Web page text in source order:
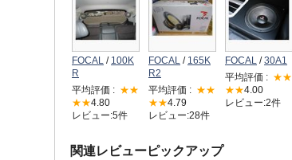
FOCAL / 100K
R
平均評価 : ★★
★★4.80
レビュー:5件
FOCAL / 165K
R2
平均評価 : ★★
★★4.79
レビュー:28件
FOCAL /30A1
平均評価 : ★★
★★4.00
レビュー:2件
関連レビューピックアップ